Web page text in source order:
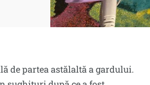
de partea astălaltă a gardului.